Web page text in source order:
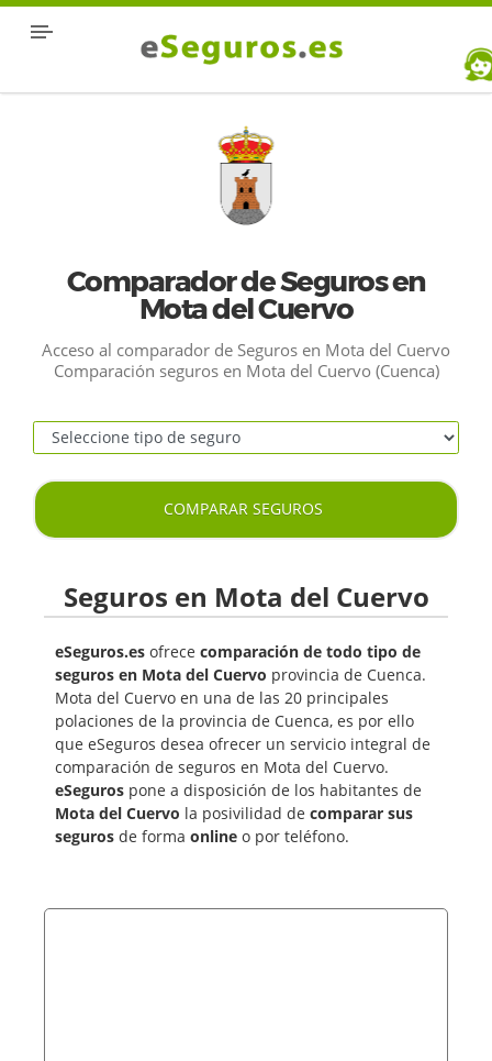
Comparador de Seguros en
Mota del Cuervo
Acceso al comparador de Seguros en Mota del Cuervo
Comparación seguros en Mota del Cuervo (Cuenca)
COMPARAR SEGUROS
Seguros en Mota del Cuervo
eSeguros.es ofrece comparación de todo tipo de
seguros en Mota del Cuervo provincia de Cuenca.
Mota del Cuervo en una de las 20 principales
polaciones de la provincia de Cuenca, es por ello
que eSeguros desea ofrecer un servicio integral de
comparación de seguros en Mota del Cuervo.
eSeguros pone a disposición de los habitantes de
Mota del Cuervo la posivilidad de comparar sus
seguros de forma online o por teléfono.